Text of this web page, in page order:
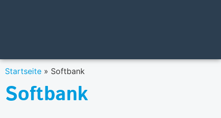
Startseite » Softbank
Softbank